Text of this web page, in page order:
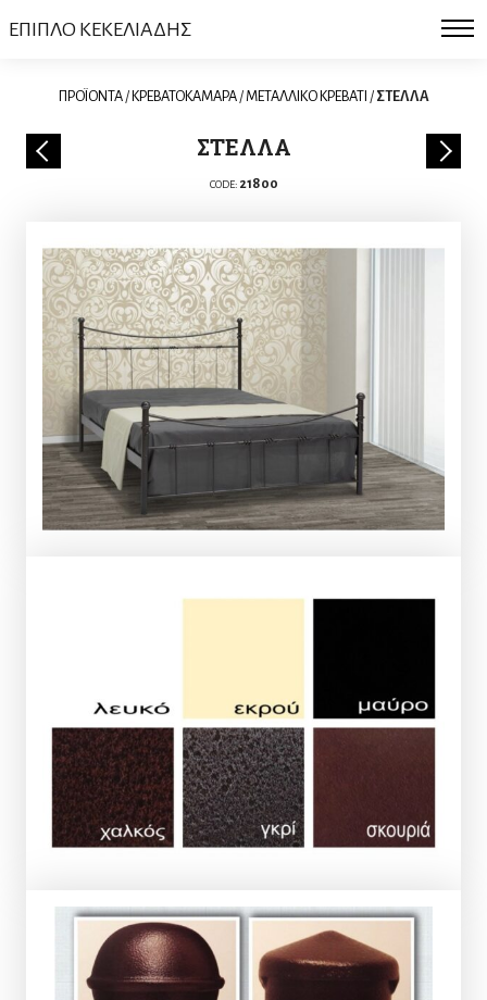
ΕΠΙΠΛΟ ΚΕΚΕΛΙΑΔΗΣ
ΠΡΟΪΟΝΤΑ/ ΚΡΕΒΑΤΟΚΑΜΑΡΑ/ΜΕΤΑΛΛΙΚΟ ΚΡΕΒΑΤΙ / ΣΤΕΛΛΑ
ΣΤΕΛΛΑ
CODE: 21800